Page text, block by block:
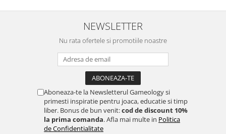
NEWSLETTER
Nu rata ofertele si promotiile noastre
Aboneaza-te la Newsletterul Gameology si
primesti inspiratie pentru joaca, educatie si timp
liber. Bonus de bun venit:cod de discount 10%
la prima comanda. Afla mai multe in Politica
de Confidentialitate